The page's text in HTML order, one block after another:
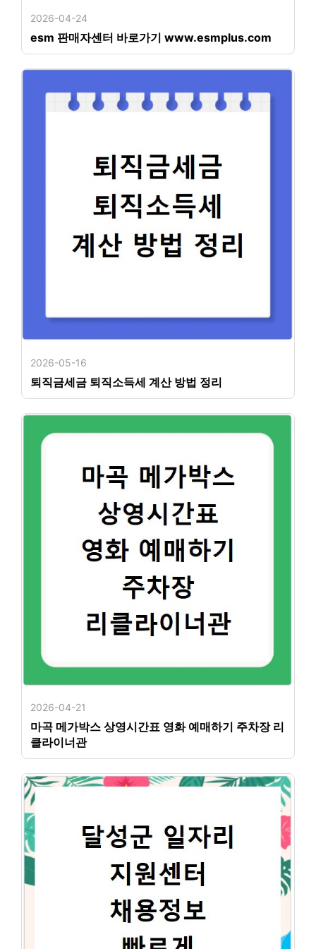
2026-04-24
esm 판매자센터 바로가기 www.esmplus.com
2026-05-16
퇴직금세금 퇴직소득세 계산 방법 정리
2026-04-21
마곡 메가박스 상영시간표 영화 예매하기 주차장 리
클라이너관